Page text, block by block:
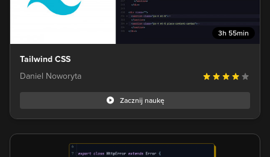
3h 55min
Tailwind CSS
Daniel Noworyta
Zacznij naukę